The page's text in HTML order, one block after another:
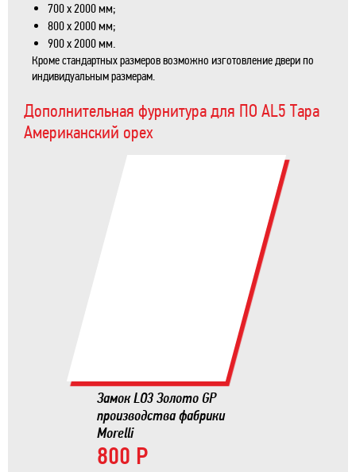
700 х 2000 мм;
800 х 2000 мм;
900 х 2000 мм.
Кроме стандартных размеров возможно изготовление двери по
индивидуальным размерам.
Дополнительная фурнитура для ПО AL5 Тара
Американский орех
Замок LO3 Золото GP
производства фабрики
Morelli
800 Р